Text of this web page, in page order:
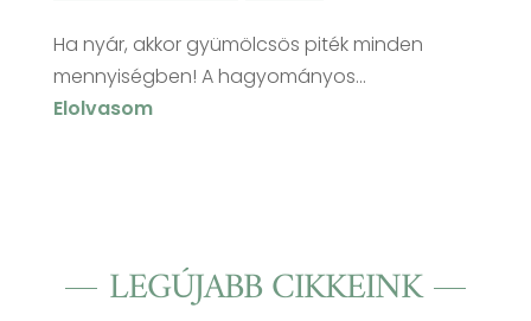
Ha nyár, akkor gyümölcsös piték minden
mennyiségben! A hagyományos...
Elolvasom
LEGÚJABB CIKKEINK